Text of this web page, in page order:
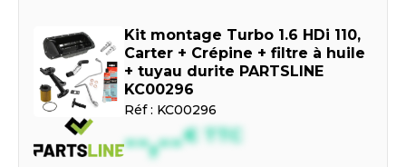
Kit montage Turbo 1.6 HDi 110,
Carter + Crépine + filtre à huile
+ tuyau durite PARTSLINE
KC00296
Réf : KC00296
--,--€ TTC